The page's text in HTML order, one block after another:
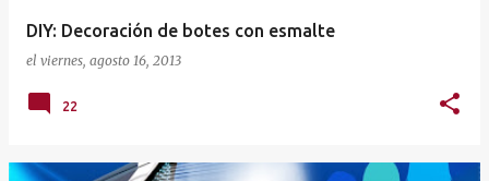
DIY: Decoración de botes con esmalte
el viernes, agosto 16, 2013
22